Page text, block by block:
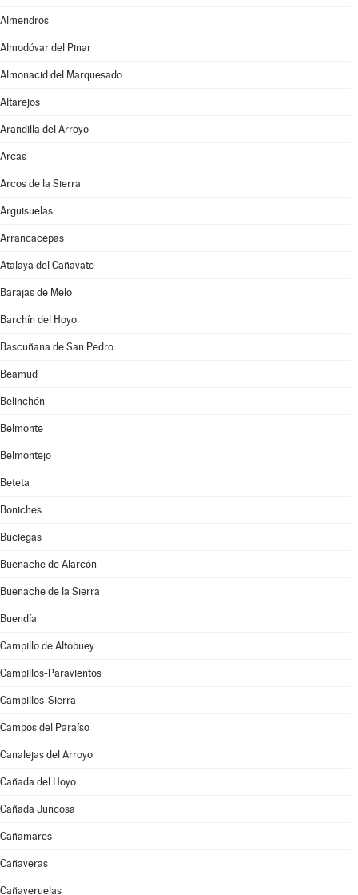
Almendros
Almodóvar del Pinar
Almonacid del Marquesado
Altarejos
Arandilla del Arroyo
Arcas
Arcos de la Sierra
Arguisuelas
Arrancacepas
Atalaya del Cañavate
Barajas de Melo
Barchín del Hoyo
Bascuñana de San Pedro
Beamud
Belinchón
Belmonte
Belmontejo
Beteta
Boniches
Buciegas
Buenache de Alarcón
Buenache de la Sierra
Buendía
Campillo de Altobuey
Campillos-Paravientos
Campillos-Sierra
Campos del Paraíso
Canalejas del Arroyo
Cañada del Hoyo
Cañada Juncosa
Cañamares
Cañaveras
Cañaveruelas